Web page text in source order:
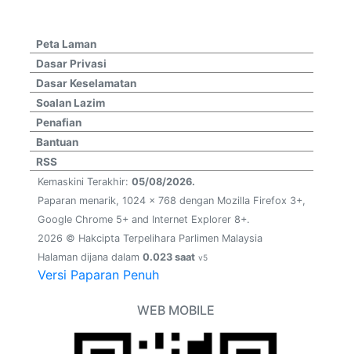
Peta Laman
Dasar Privasi
Dasar Keselamatan
Soalan Lazim
Penafian
Bantuan
RSS
Kemaskini Terakhir: 05/08/2026.
Paparan menarik, 1024 x 768 dengan Mozilla Firefox 3+,
Google Chrome 5+ and Internet Explorer 8+.
2026 © Hakcipta Terpelihara Parlimen Malaysia
Halaman dijana dalam 0.023 saat v5
Versi Paparan Penuh
WEB MOBILE